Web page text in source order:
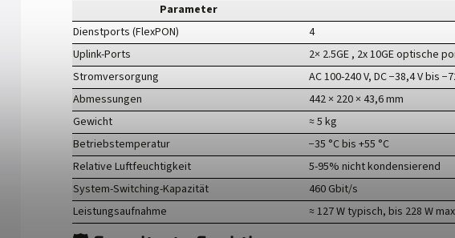
Parameter
Dienstports (FlexPON)
4
Uplink-Ports
2× 2.5GE , 2x 10GE optische
Stromversorgung
AC 100-240 V, DC −38,4 V bis
Abmessungen
442 × 220 × 43,6 mm
Gewicht
≈ 5 kg
Betriebstemperatur
−35 °C bis +55 °C
Relative Luftfeuchtigkeit
5-95% nicht kondensierend
System-Switching-Kapazität
460 Gbit/s
Leistungsaufnahme
≈ 127 W typisch, bis 228 W max